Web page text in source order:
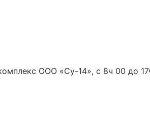
ООО «Су-14», с 8ч 00 до